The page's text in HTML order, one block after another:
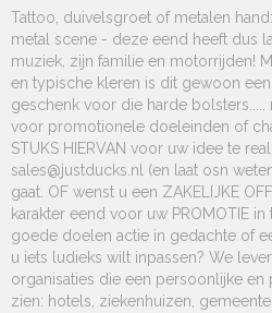
EAN code
42502824 1940
Productcode leverancier
lilalu
Netto gewicht
50,00 Kg
Afmetingen (l,b,h)
8,50 x 7,50 x 0 cm
Tattoo, duivelsgroet of metalen
metal scene - deze eend heeft dus
muziek, zijn familie en motorrijden!
en typische kleren is dit gewoon
geschenk voor die harde bolsters.....
voor promotionele doeleinden of
STUKS HIERVAN voor uw idee te
sales@justducks.nl (en laat osn
gaat. OF wenst u een ZAKELIJKE
karakter eend voor uw PROMOTIE
goede doelen actie in gedachte of
u iets ludieks wilt inpassen? We
organisaties die een persoonlijke en
zien: hotels, ziekenhuizen,